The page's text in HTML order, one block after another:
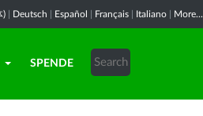
) Deutsch Español Français Italiano More...
SPENDE